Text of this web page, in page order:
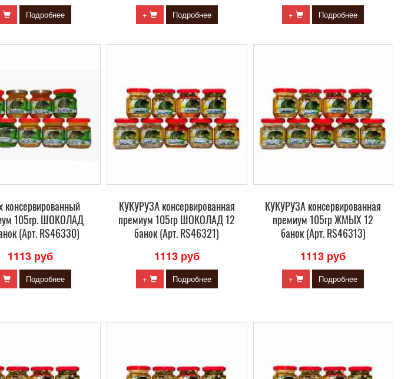
Подробнее + Подробнее + Подробнее
консервированный
105гр. ШОКОЛАД
(Арт. RS46330)
1113 руб
Подробнее
КУКУРУЗА консервированная
премиум 105гр ШОКОЛАД 12
банок (Арт. RS46321)
1113 руб
+ Подробнее
КУКУРУЗА консервированная
премиум 105гр ЖМЫХ 12
банок (Арт. RS46313)
1113 руб
+ Подробнее